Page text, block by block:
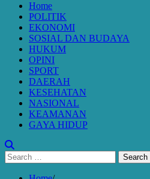
Home
POLITIK
EKONOMI
SOSIAL DAN BUDAYA
HUKUM
OPINI
SPORT
DAERAH
KESEHATAN
NASIONAL
KEAMANAN
GAYA HIDUP
Search
for: